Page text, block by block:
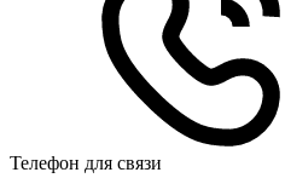
Телефон для связи